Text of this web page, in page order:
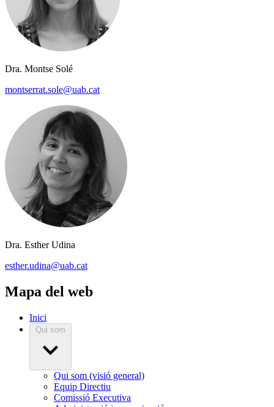
Dra. Montse Solé
montserrat.sole@uab.cat
Dra. Esther Udina
esther.udina@uab.cat
Mapa del web
Inici
Qui som
Qui som (visió general)
Equip Directiu
Comissió Executiva